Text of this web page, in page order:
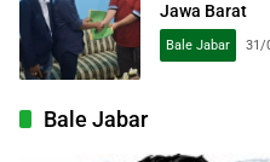
Jawa Barat
Bale Jabar 31/
Bale Jabar